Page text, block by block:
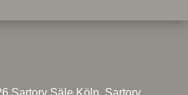
Sartory Säle Köln . Sartory